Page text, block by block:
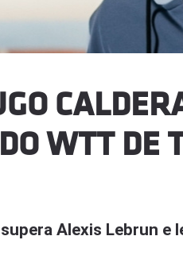
WTT DE
Alexis Lebrun e